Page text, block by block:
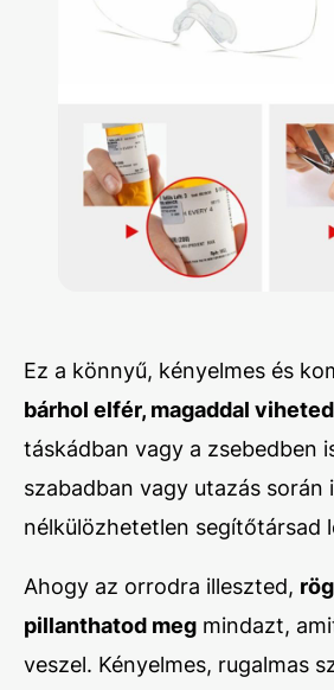
Ez a könnyű, kényelmes és
bárhol elfér, magaddal viheted
táskádban vagy a zsebedben
szabadban vagy utazás során
nélkülözhetetlen segítőtársad
Ahogy az orrodra illeszted,
pillanthatod meg mindazt,
veszel. Kényelmes, rugalmas